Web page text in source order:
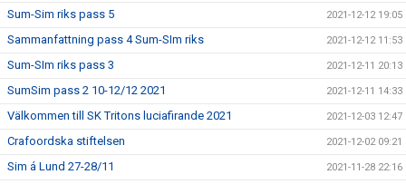
Sum-Sim riks pass 5 2021-12-12 19:05
Sammanfattning pass 4 Sum-SIm riks 2021-12-12 11:53
Sum-SIm riks pass 3 2021-12-11 20:13
SumSim pass 2 10-12/12 2021 2021-12-11 14:33
Välkommen till SK Tritons luciafirande 2021 2021-12-03 12:47
Crafoordska stiftelsen 2021-12-02 09:21
Sim á Lund 27-28/11 2021-11-28 22:16